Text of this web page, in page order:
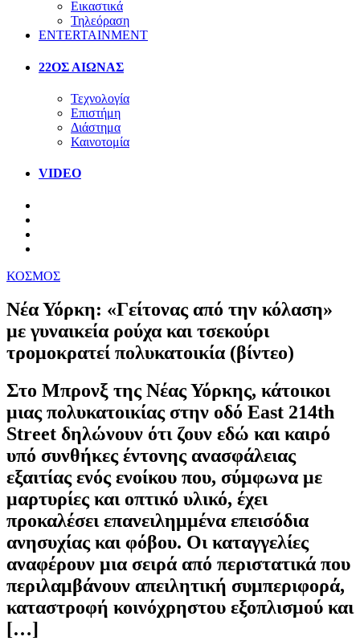
Εικαστικά
Τηλεόραση
ENTERTAINMENT
22ΟΣ ΑΙΩΝΑΣ
Τεχνολογία
Επιστήμη
Διάστημα
Καινοτομία
VIDEO
ΚΟΣΜΟΣ
Νέα Υόρκη: «Γείτονας από την κόλαση»
με γυναικεία ρούχα και τσεκούρι
τρομοκρατεί πολυκατοικία (βίντεο)
Στο Μπρονξ της Νέας Υόρκης, κάτοικοι
μιας πολυκατοικίας στην οδό East 214th
Street δηλώνουν ότι ζουν εδώ και καιρό
υπό συνθήκες έντονης ανασφάλειας
εξαιτίας ενός ενοίκου που, σύμφωνα με
μαρτυρίες και οπτικό υλικό, έχει
προκαλέσει επανειλημμένα επεισόδια
ανησυχίας και φόβου. Οι καταγγελίες
αναφέρουν μια σειρά από περιστατικά που
περιλαμβάνουν απειλητική συμπεριφορά,
καταστροφή κοινόχρηστου εξοπλισμού και
[…]